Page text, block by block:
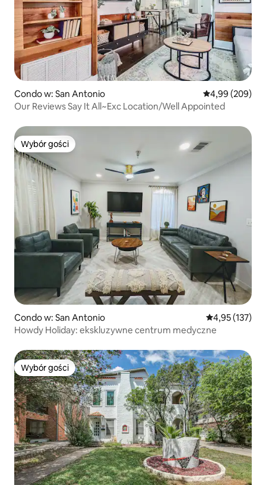
Condo w: San Antonio Średnia
4,99 (209)
Our Reviews Say It All~Exc Location/Well Appointed
Wybór gości
Wybór gości
Condo w: San Antonio Średnia
4,95 (137)
Howdy Holiday: ekskluzywne centrum medyczne
Wybór gości
Wybór gości